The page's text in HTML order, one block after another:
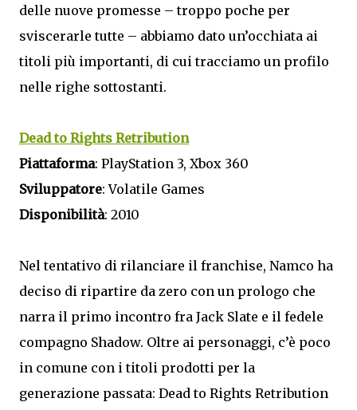
delle nuove promesse – troppo poche per
sviscerarle tutte – abbiamo dato un’occhiata ai
titoli più importanti, di cui tracciamo un profilo
nelle righe sottostanti.
Dead to Rights Retribution
Piattaforma: PlayStation 3, Xbox 360
Sviluppatore: Volatile Games
Disponibilità: 2010
Nel tentativo di rilanciare il franchise, Namco ha
deciso di ripartire da zero con un prologo che
narra il primo incontro fra Jack Slate e il fedele
compagno Shadow. Oltre ai personaggi, c’è poco
in comune con i titoli prodotti per la
generazione passata: Dead to Rights Retribution